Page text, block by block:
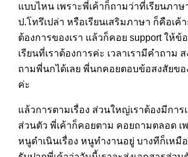
แบบไหน เพราะพี่เค้าก็ถามว่าที่เรียนภาษ
ป.โทรึเปล่า หรือเรียนเสริมภาษา ก็คือเค้
ต้องการของเรา แล้วก็คอย support ให้ข้
เรียนที่เราต้องการค่ะ เวลาเรามีคำถาม
ถามพี่นกได้เลย พี่นกคอยตอบข้อสงสัยขอ
ค่ะ
แล้วการตามเรื่อง ส่วนใหญ่เราต้องมีการ
ส่วนตัว พี่เค้าก็คอยตาม คอยถามตลอด เ
หนูดำเนินเรื่อง หนูทำงานอยู่ บางทีก็เหมือ